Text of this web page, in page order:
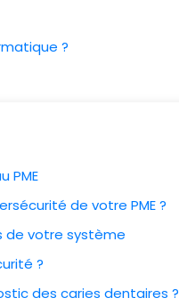
?
PME
de votre PME ?
de votre système
?
des caries dentaires ?